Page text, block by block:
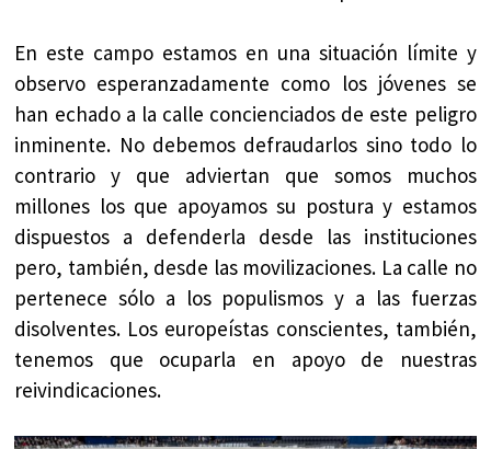
En este campo estamos en una situación límite y
observo esperanzadamente como los jóvenes se
han echado a la calle concienciados de este peligro
inminente. No debemos defraudarlos sino todo lo
contrario y que adviertan que somos muchos
millones los que apoyamos su postura y estamos
dispuestos a defenderla desde las instituciones
pero, también, desde las movilizaciones. La calle no
pertenece sólo a los populismos y a las fuerzas
disolventes. Los europeístas conscientes, también,
tenemos que ocuparla en apoyo de nuestras
reivindicaciones.